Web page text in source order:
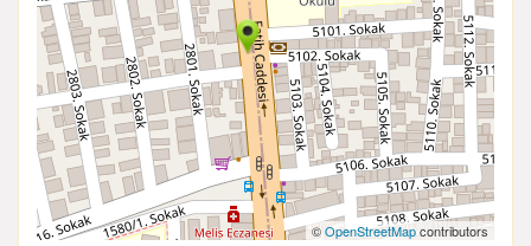
©OpenStreetMapcontributors